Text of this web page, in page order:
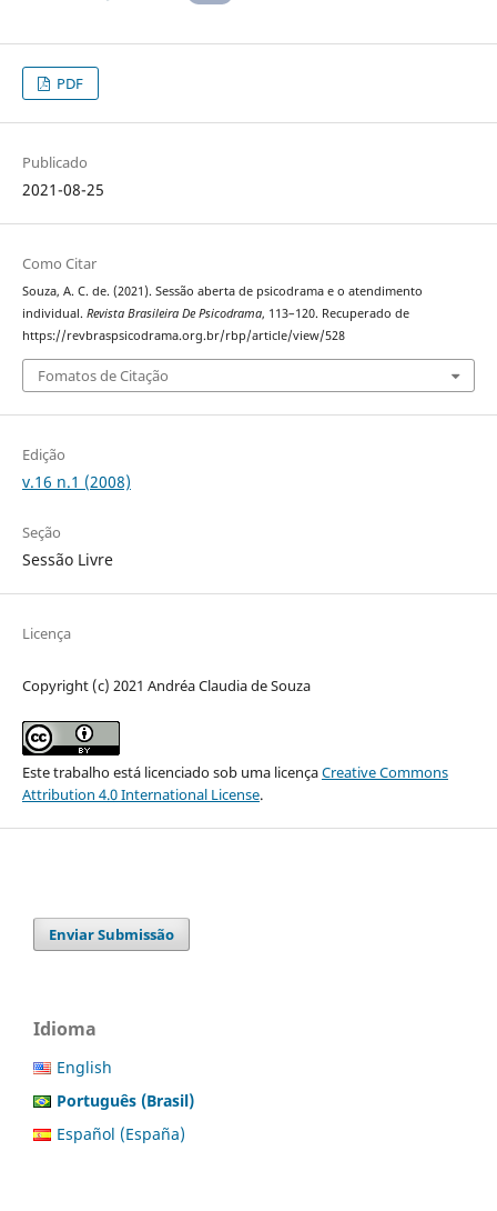
PDF
Publicado
2021-08-25
Como Citar
Souza, A. C. de. (2021). Sessão aberta de psicodrama e o atendimento
individual. Revista Brasileira De Psicodrama, 113–120. Recuperado de
https://revbraspsicodrama.org.br/rbp/article/view/528
Fomatos de Citação
Edição
v.16 n.1 (2008)
Seção
Sessão Livre
Licença
Copyright (c) 2021 Andréa Claudia de Souza
Este trabalho está licenciado sob uma licençaCreative Commons
Attribution 4.0 International License.
Enviar Submissão
Idioma
English
Português (Brasil)
Español (España)